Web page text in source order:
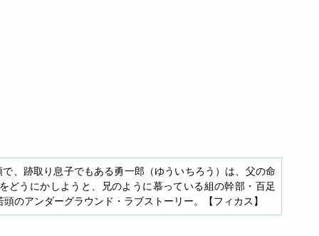
、跡取り息子でもある勇一郎（ゆういちろう）は、父の命
どうにかしようと、兄のように慕っている組の幹部・百足
アンダーグラウンド・ラブストーリー。【フィカス】